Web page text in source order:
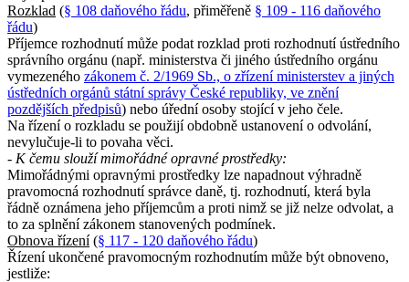
Rozklad (§ 108 daňového řádu, přiměřeně § 109 - 116 daňového
řádu)
Příjemce rozhodnutí může podat rozklad proti rozhodnutí ústředního
správního orgánu (např. ministerstva či jiného ústředního orgánu
vymezeného zákonem č. 2/1969 Sb., o zřízení ministerstev a jiných
ústředních orgánů státní správy České republiky, ve znění
pozdějších předpisů) nebo úřední osoby stojící v jeho čele.
Na řízení o rozkladu se použijí obdobně ustanovení o odvolání,
nevylučuje-li to povaha věci.
- K čemu slouží mimořádné opravné prostředky:
Mimořádnými opravnými prostředky lze napadnout výhradně
pravomocná rozhodnutí správce daně, tj. rozhodnutí, která byla
řádně oznámena jeho příjemcům a proti nimž se již nelze odvolat, a
to za splnění zákonem stanovených podmínek.
Obnova řízení(§ 117 - 120 daňového řádu)
Řízení ukončené pravomocným rozhodnutím může být obnoveno,
jestliže: